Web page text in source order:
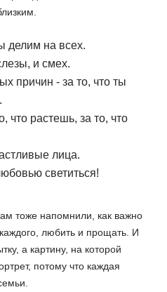
делим на всех.
и смех.
причин - за то, что ты
что растешь, за то, что
лица.
светиться!
тоже напомнили, как важно
любить и прощать. И
а картину, на которой
потому что каждая